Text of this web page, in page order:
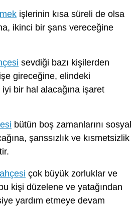
işlerinin kısa süreli de olsa
ikinci bir şans vereceğine
sevdiği bazı kişilerden
gireceğine, elindeki
bir hal alacağına işaret
bütün boş zamanlarını sosyal
şanssızlık ve kısmetsizlik
çok büyük zorluklar ve
kişi düzelene ve yatağından
yardım etmeye devam